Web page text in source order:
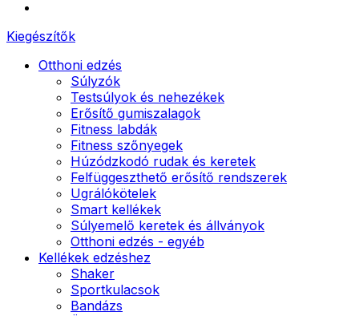
Kiegészítők
Otthoni edzés
Súlyzók
Testsúlyok és nehezékek
Erősítő gumiszalagok
Fitness labdák
Fitness szőnyegek
Húzódzkodó rudak és keretek
Felfüggeszthető erősítő rendszerek
Ugrálókötelek
Smart kellékek
Súlyemelő keretek és állványok
Otthoni edzés - egyéb
Kellékek edzéshez
Shaker
Sportkulacsok
Bandázs